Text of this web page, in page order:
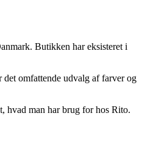
Butikken har eksisteret i
omfattende udvalg af farver og
hvad man har brug for hos Rito.